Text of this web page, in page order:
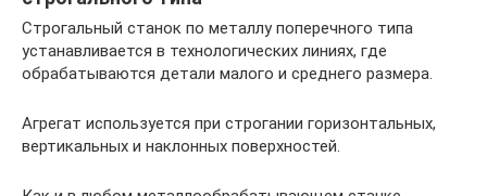
Строгальный станок по металлу поперечного типа
устанавливается в технологических линиях, где
обрабатываются детали малого и среднего размера.
Агрегат используется при строгании горизонтальных,
вертикальных и наклонных поверхностей.